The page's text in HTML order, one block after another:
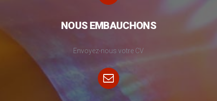
NOUS EMBAUCHONS
Envoyez-nous votre CV